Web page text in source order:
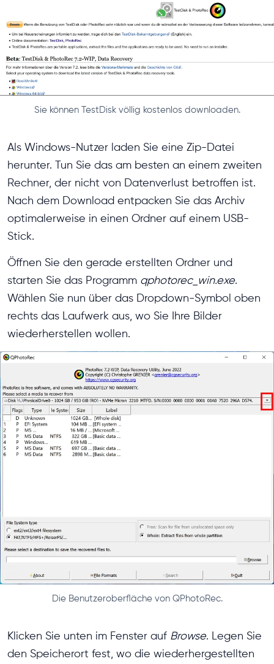
Sie können TestDisk völlig kostenlos downloaden.
Als Windows-Nutzer laden Sie eine Zip-Datei
herunter. Tun Sie das am besten an einem zweiten
Rechner, der nicht von Datenverlust betroffen ist.
Nach dem Download entpacken Sie das Archiv
optimalerweise in einen Ordner auf einem USB-
Stick.
Öffnen Sie den gerade erstellten Ordner und
starten Sie das Programm qphotorec_win.exe.
Wählen Sie nun über das Dropdown-Symbol oben
rechts das Laufwerk aus, wo Sie Ihre Bilder
wiederherstellen wollen.
Die Benutzeroberfläche von QPhotoRec.
Klicken Sie unten im Fenster auf Browse. Legen Sie
den Speicherort fest, wo die wiederhergestellten